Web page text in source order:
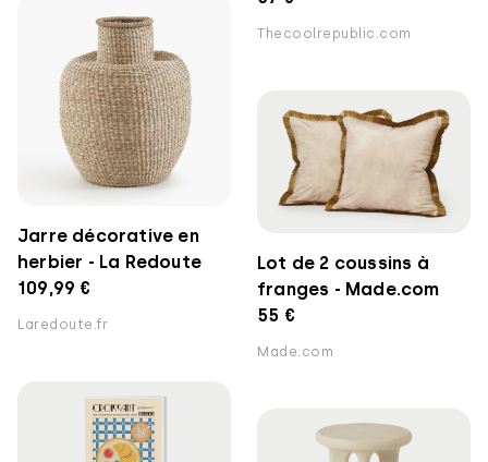
Thecoolrepublic.com
Jarre décorative en
herbier - La Redoute
109,99 €
Laredoute.fr
Lot de 2 coussins à
franges - Made.com
55 €
Made.com